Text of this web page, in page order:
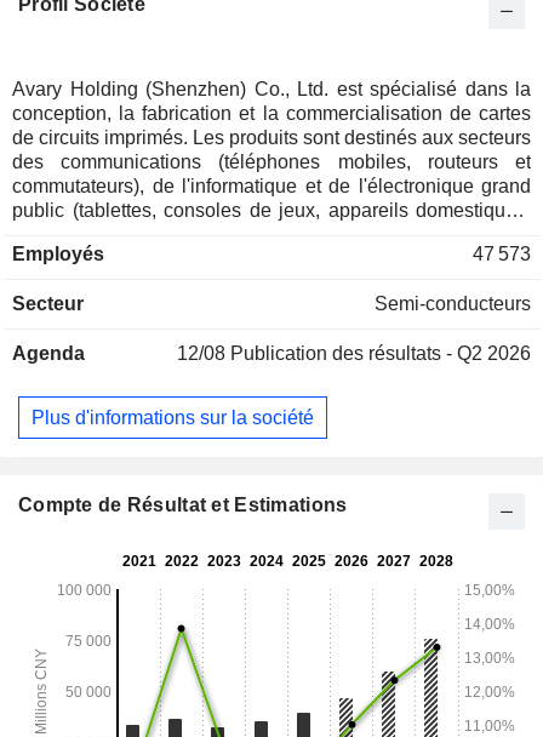
Profil Société
Avary Holding (Shenzhen) Co., Ltd. est spécialisé dans la
conception, la fabrication et la commercialisation de cartes
de circuits imprimés. Les produits sont destinés aux secteurs
des communications (téléphones mobiles, routeurs et
commutateurs), de l'informatique et de l'électronique grand
public (tablettes, consoles de jeux, appareils domestiques,
systèmes de navigation, systèmes de divertissement audio
(notamment tableaux de bord industriels).
Employés 47 573
Secteur Semi-conducteurs
Agenda 12/08 Publication des résultats - Q2 2026
Plus d'informations sur la société
Compte de Résultat et Estimations